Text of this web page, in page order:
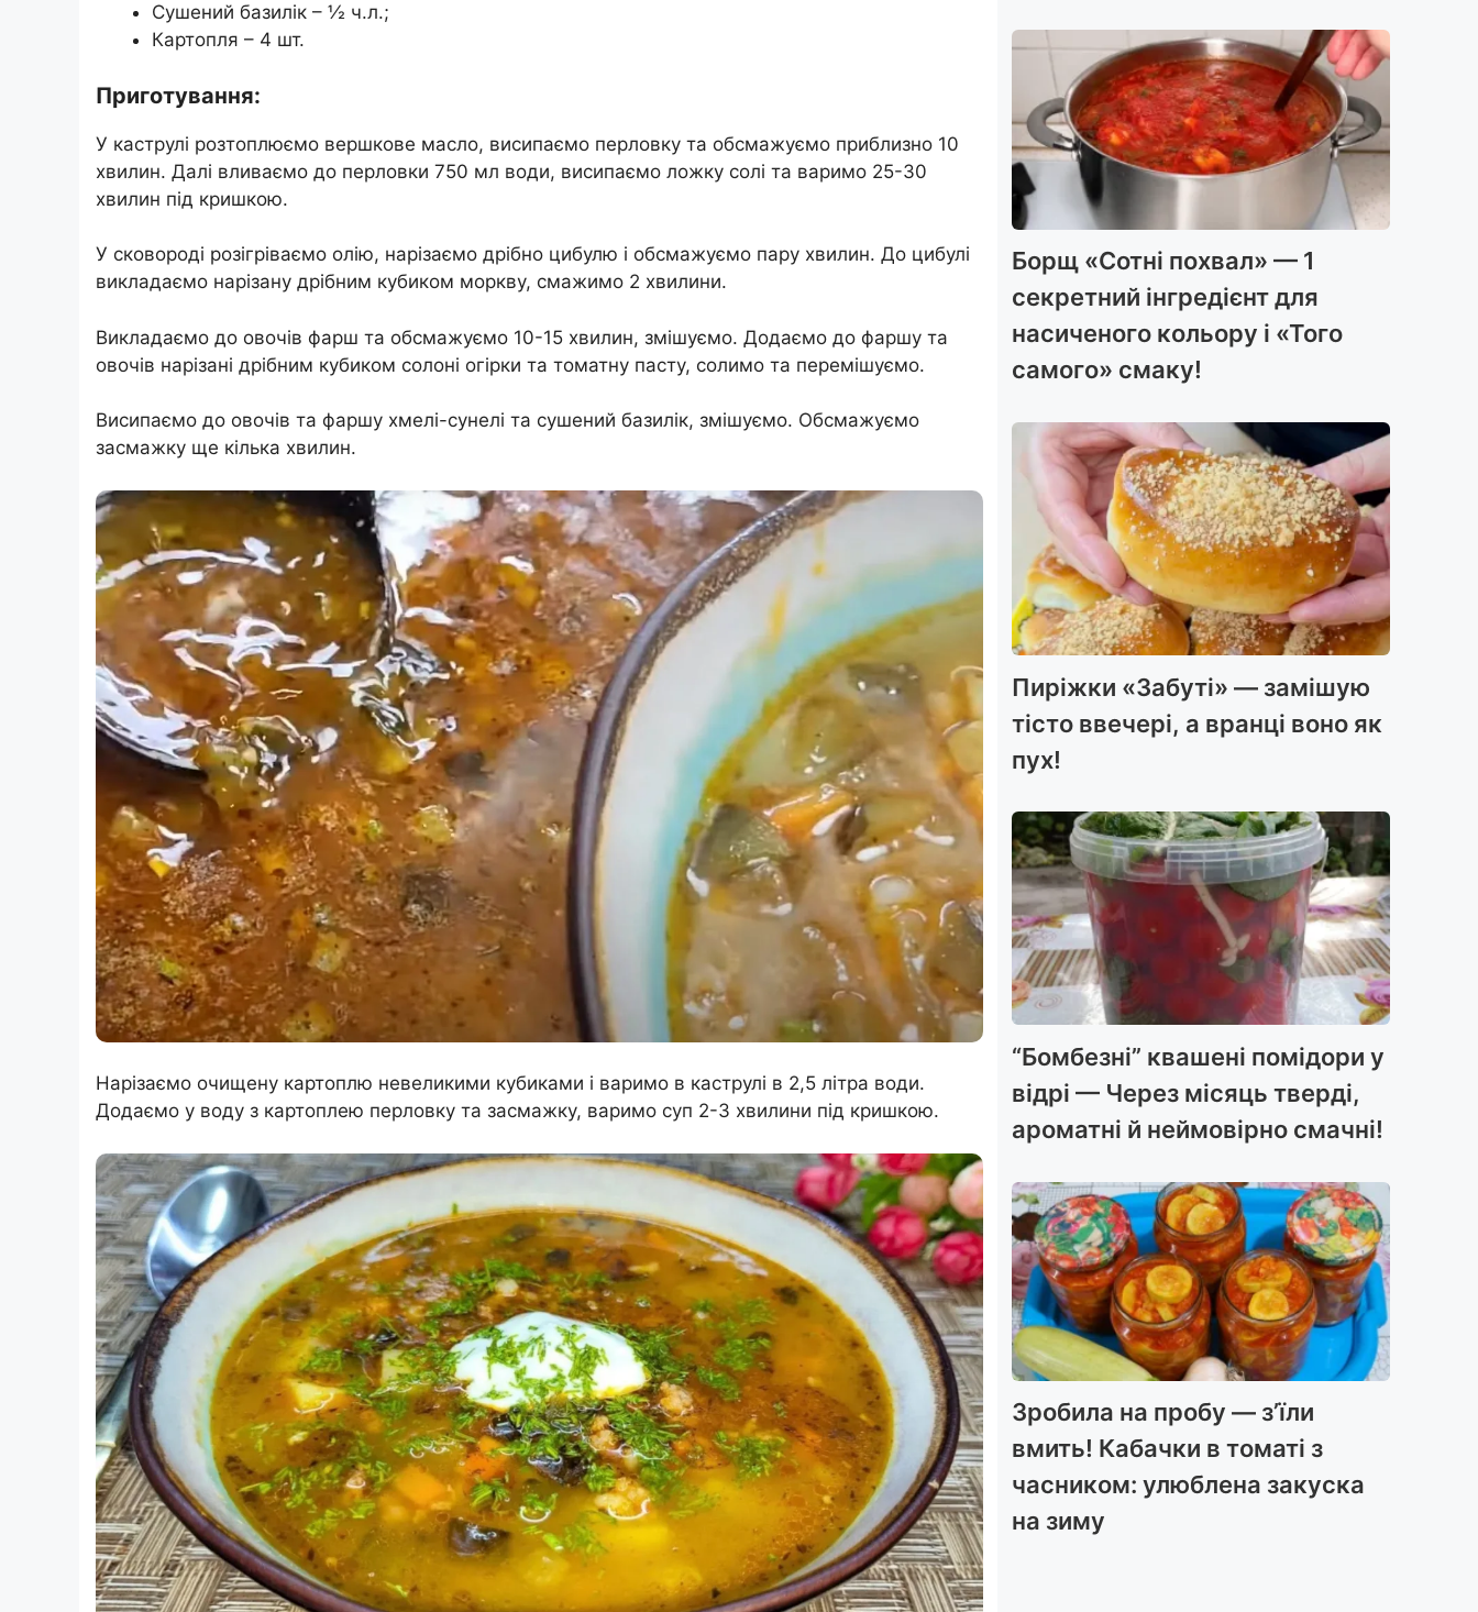
Сушений базилік – ½ ч.л.;
Картопля – 4 шт.
Приготування:
У каструлі розтоплюємо вершкове масло, висипаємо перловку та обсмажуємо приблизно 10
хвилин. Далі вливаємо до перловки 750 мл води, висипаємо ложку солі та варимо 25-30
хвилин під кришкою.
У сковороді розігріваємо олію, нарізаємо дрібно цибулю і обсмажуємо пару хвилин. До цибулі
викладаємо нарізану дрібним кубиком моркву, смажимо 2 хвилини.
Викладаємо до овочів фарш та обсмажуємо 10-15 хвилин, змішуємо. Додаємо до фаршу та
овочів нарізані дрібним кубиком солоні огірки та томатну пасту, солимо та перемішуємо.
Висипаємо до овочів та фаршу хмелі-сунелі та сушений базилік, змішуємо. Обсмажуємо
засмажку ще кілька хвилин.
Нарізаємо очищену картоплю невеликими кубиками і варимо в каструлі в 2,5 літра води.
Додаємо у воду з картоплею перловку та засмажку, варимо суп 2-3 хвилини під кришкою.
Борщ «Сотні похвал» — 1
секретний інгредієнт для
насиченого кольору і «Того
самого» смаку!
Пиріжки «Забуті» — замішую
тісто ввечері, а вранці воно як
пух!
“Бомбезні” квашені помідори у
відрі — Через місяць тверді,
ароматні й неймовірно смачні!
Зробила на пробу — з’їли
вмить! Кабачки в томаті з
часником: улюблена закуска
на зиму